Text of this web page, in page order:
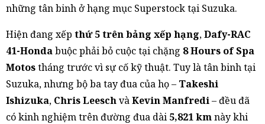
những tân binh ở hạng mục Superstock tại Suzuka.
Hiện đang xếp thứ 5 trên bảng xếp hạng,Dafy-RAC
41-Hondabuộc phải bỏ cuộc tại chặng 8 Hours of Spa
Motostháng trước vì sự cố kỹ thuật. Tuy là tân binh tại
Suzuka, nhưng bộ ba tay đua của họ – Takeshi
Ishizuka, Chris LeeschvàKevin Manfredi– đều đã
có kinh nghiệm trên đường đua dài 5,821 kmnày khi